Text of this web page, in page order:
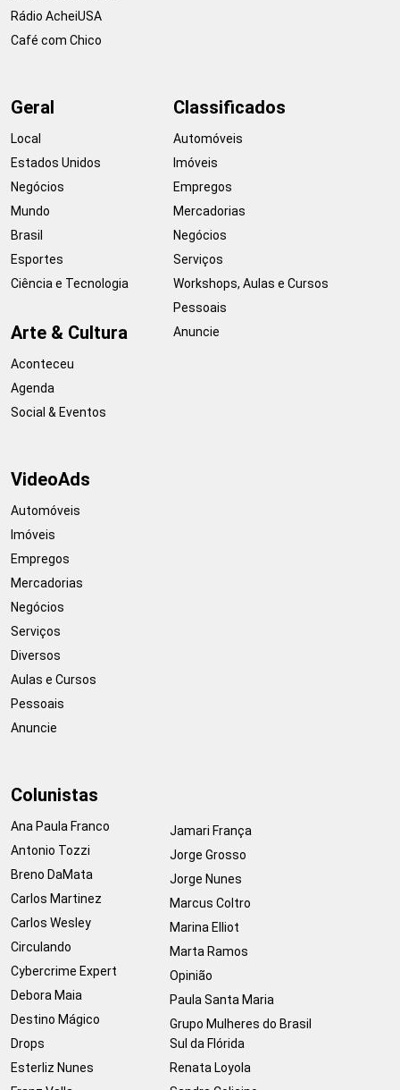
Rádio AcheiUSA
Café com Chico
Geral
Local
Estados Unidos
Negócios
Mundo
Brasil
Esportes
Ciência e Tecnologia
Arte & Cultura
Aconteceu
Agenda
Social & Eventos
Classificados
Automóveis
Imóveis
Empregos
Mercadorias
Negócios
Serviços
Workshops, Aulas e Cursos
Pessoais
Anuncie
VideoAds
Automóveis
Imóveis
Empregos
Mercadorias
Negócios
Serviços
Diversos
Aulas e Cursos
Pessoais
Anuncie
Colunistas
Ana Paula Franco
Antonio Tozzi
Breno DaMata
Carlos Martinez
Carlos Wesley
Circulando
Cybercrime Expert
Debora Maia
Destino Mágico
Drops
Esterliz Nunes
Jamari França
Jorge Grosso
Jorge Nunes
Marcus Coltro
Marina Elliot
Marta Ramos
Opinião
Paula Santa Maria
Grupo Mulheres do Brasil
Sul da Flórida
Renata Loyola